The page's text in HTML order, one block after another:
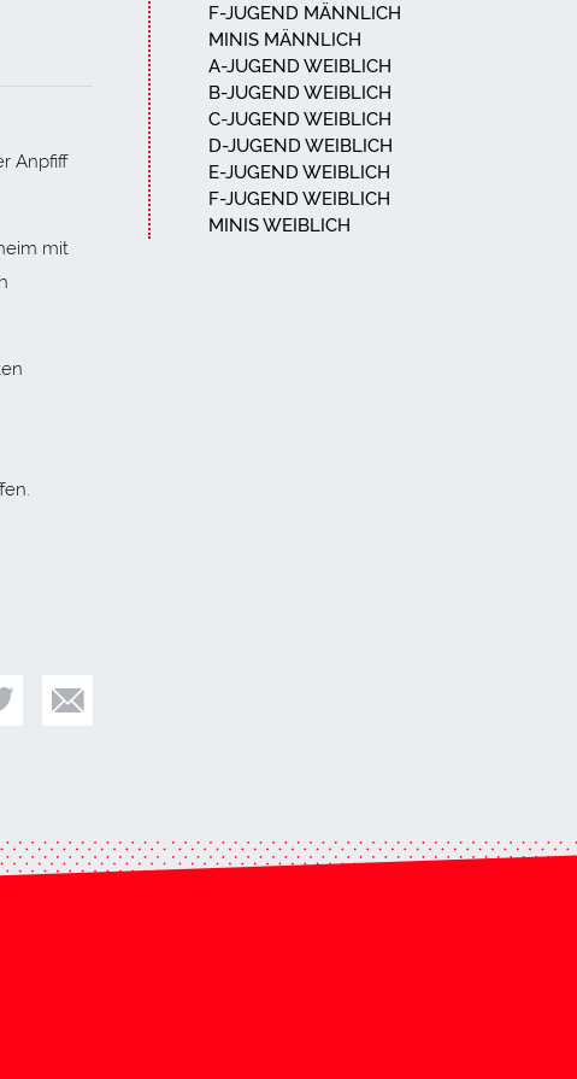
Anpfiff
mit
F-JUGEND MÄNNLICH
MINIS MÄNNLICH
A-JUGEND WEIBLICH
B-JUGEND WEIBLICH
C-JUGEND WEIBLICH
D-JUGEND WEIBLICH
E-JUGEND WEIBLICH
F-JUGEND WEIBLICH
MINIS WEIBLICH